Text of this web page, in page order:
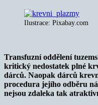
Ilustrace: Pixabay.com
Transfuzní oddělení
kritický nedostatek plné
dárců. Naopak dárců
procedura jejího odběru
nejsou zdaleka tak